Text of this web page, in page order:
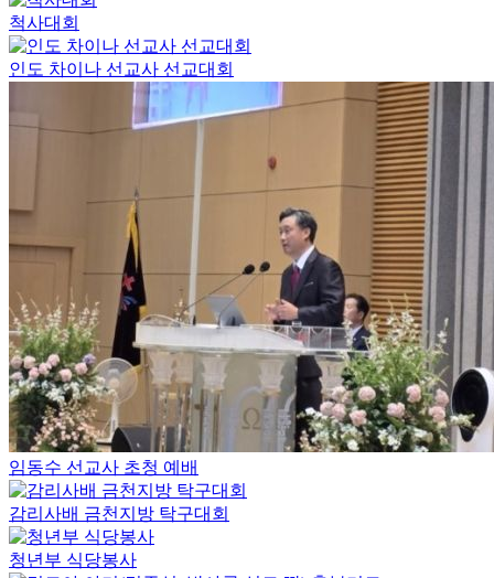
척사대회
인도 차이나 선교사 선교대회
임동수 선교사 초청 예배
감리사배 금천지방 탁구대회
청년부 식당봉사